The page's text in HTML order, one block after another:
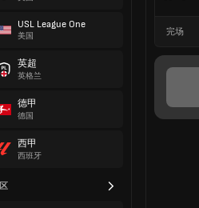
USL League One
美国
英超
英格兰
德甲
德国
西甲
西班牙
完场